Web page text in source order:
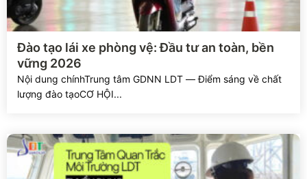
Xem chi tiết
Đào tạo lái xe phòng vệ: Đầu tư an toàn, bền
vững 2026
Nội dung chínhTrung tâm GDNN LDT — Điểm sáng về chất
lượng đào tạoCƠ HỘI...